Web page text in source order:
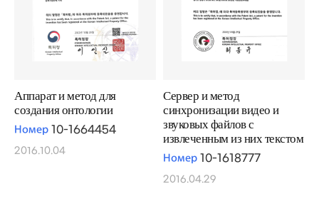
Аппарат и метод для
создания онтологии
Номер 10-1664454
2016.10.04
Сервер и метод
синхронизации видео и
звуковых файлов с
извлеченным из них текстом
Номер 10-1618777
2016.04.29